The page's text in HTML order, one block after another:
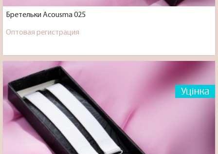
Бретельки Acousma 025
Оптовая регистрация